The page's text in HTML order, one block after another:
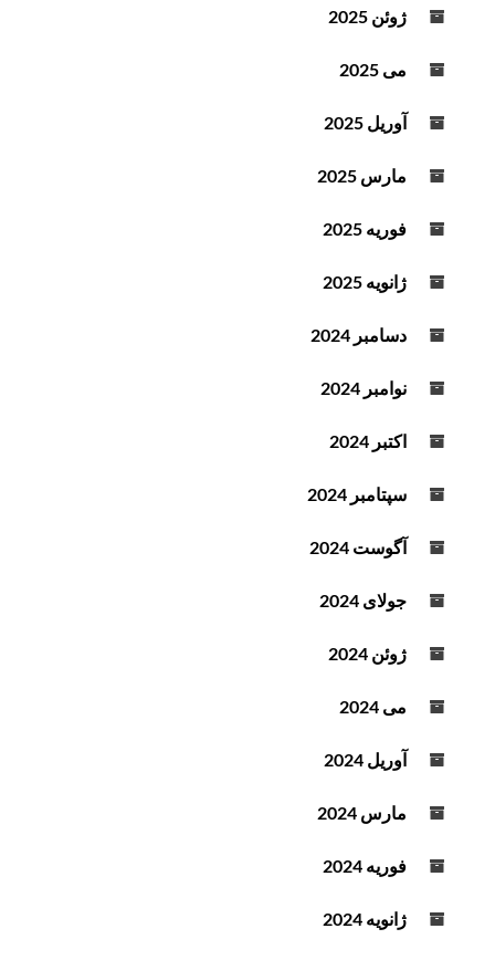
ژوئن 2025
می 2025
آوریل 2025
مارس 2025
فوریه 2025
ژانویه 2025
دسامبر 2024
نوامبر 2024
اکتبر 2024
سپتامبر 2024
آگوست 2024
جولای 2024
ژوئن 2024
می 2024
آوریل 2024
مارس 2024
فوریه 2024
ژانویه 2024